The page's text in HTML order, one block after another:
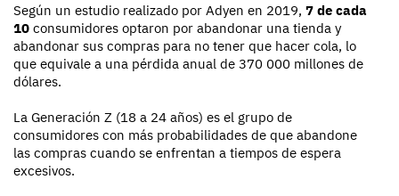
Según un estudio realizado por Adyen en 2019, 7 de cada
10 consumidores optaron por abandonar una tienda y
abandonar sus compras para no tener que hacer cola, lo
que equivale a una pérdida anual de 370 000 millones de
dólares.
La Generación Z (18 a 24 años) es el grupo de
consumidores con más probabilidades de que abandone
las compras cuando se enfrentan a tiempos de espera
excesivos.